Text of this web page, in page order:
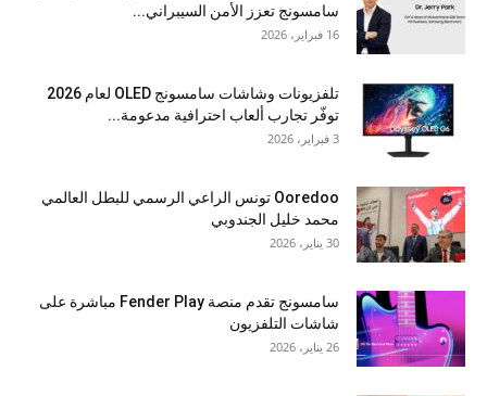
سامسونج تعزز الأمن السيبراني...
16 فبراير، 2026
تلفزيونات وشاشات سامسونج OLED لعام 2026
توفّر تجارب ألعاب احترافية مدعومة...
3 فبراير، 2026
Ooredoo تونس الراعي الرسمي للبطل العالمي
محمد خليل الجندوبي
30 يناير، 2026
سامسونج تقدم منصة Fender Play مباشرة على
شاشات التلفزيون
26 يناير، 2026